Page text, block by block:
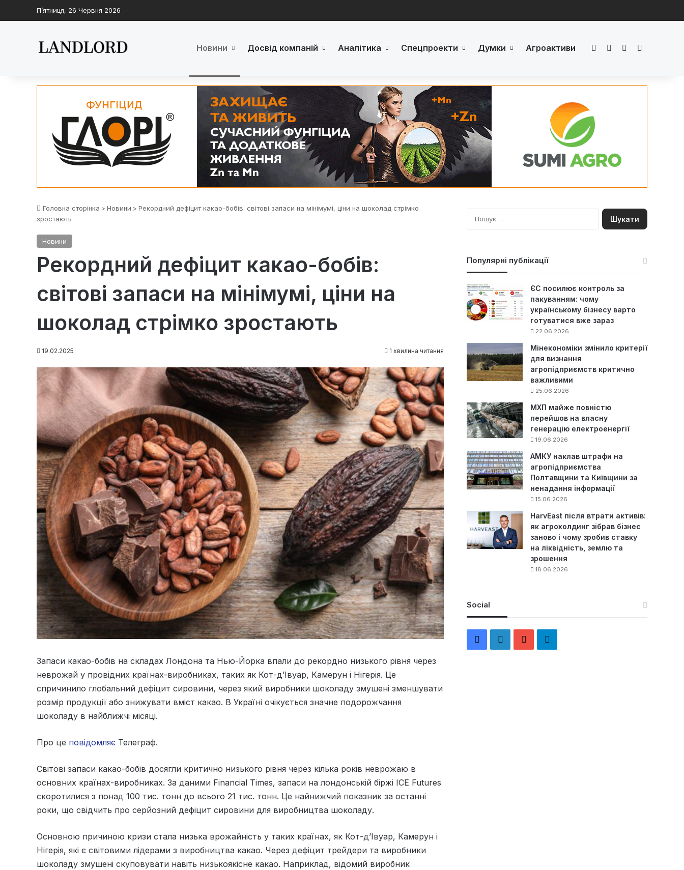
П’ятниця, 26 Червня 2026
Новини Досвід компаній Аналітика Спецпроекти Думки Агроактиви FacebookLinkedInYouTube
Головна сторінка > Новини > Рекордний дефіцит какао-бобів: світові запаси на мінімумі, ціни на шоколад стрімко
зростають
Новини
Рекордний дефіцит какао-бобів:
світові запаси на мінімумі, ціни на
шоколад стрімко зростають
19.02.2025 1 хвилина читання
Запаси какао-бобів на складах Лондона та Нью-Йорка впали до рекордно низького рівня через
неврожай у провідних країнах-виробниках, таких як Кот-д’Івуар, Камерун і Нігерія. Це
спричинило глобальний дефіцит сировини, через який виробники шоколаду змушені зменшувати
розмір продукції або знижувати вміст какао. В Україні очікується значне подорожчання
шоколаду в найближчі місяці.
Про це повідомляє Телеграф.
Світові запаси какао-бобів досягли критично низького рівня через кілька років неврожаю в
основних країнах-виробниках. За даними Financial Times, запаси на лондонській біржі ICE Futures
скоротилися з понад 100 тис. тонн до всього 21 тис. тонн. Це найнижчий показник за останні
роки, що свідчить про серйозний дефіцит сировини для виробництва шоколаду.
Основною причиною кризи стала низька врожайність у таких країнах, як Кот-д’Івуар, Камерун і
Нігерія, які є світовими лідерами з виробництва какао. Через дефіцит трейдери та виробники
шоколаду змушені скуповувати навіть низькоякісне какао. Наприклад, відомий виробник
П
о
Популярні публікації
ЄС посилює контроль за
пакуванням: чому
українському бізнесу варто
готуватися вже зараз
22.06.2026
Мінекономіки змінило критерії
для визнання
агропідприємств критично
важливими
25.06.2026
МХП майже повністю
перейшов на власну
генерацію електроенергії
19.06.2026
АМКУ наклав штрафи на
агропідприємства
Полтавщини та Київщини за
ненадання інформації
15.06.2026
HarvEast після втрати активів:
як агрохолдинг зібрав бізнес
заново і чому зробив ставку
на ліквідність, землю та
зрошення
18.06.2026
Social